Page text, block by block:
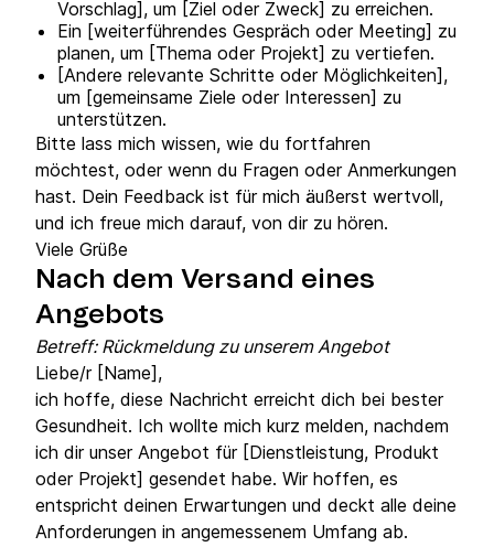
Vorschlag], um [Ziel oder Zweck] zu erreichen.
Ein [weiterführendes Gespräch oder Meeting] zu
planen, um [Thema oder Projekt] zu vertiefen.
[Andere relevante Schritte oder Möglichkeiten],
um [gemeinsame Ziele oder Interessen] zu
unterstützen.
Bitte lass mich wissen, wie du fortfahren
möchtest, oder wenn du Fragen oder Anmerkungen
hast. Dein Feedback ist für mich äußerst wertvoll,
und ich freue mich darauf, von dir zu hören.
Viele Grüße
Nach dem Versand eines
Angebots
Betreff: Rückmeldung zu unserem Angebot
Liebe/r [Name],
ich hoffe, diese Nachricht erreicht dich bei bester
Gesundheit. Ich wollte mich kurz melden, nachdem
ich dir unser Angebot für [Dienstleistung, Produkt
oder Projekt] gesendet habe. Wir hoffen, es
entspricht deinen Erwartungen und deckt alle deine
Anforderungen in angemessenem Umfang ab.